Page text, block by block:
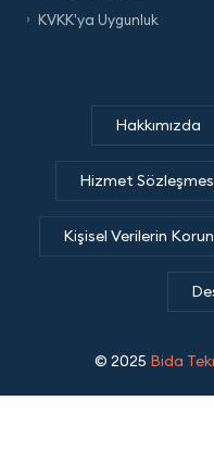
KVKK'ya Uygunluk
Hakkımızda
Hizmet
Kişisel Verilerin
© 2025 Bida